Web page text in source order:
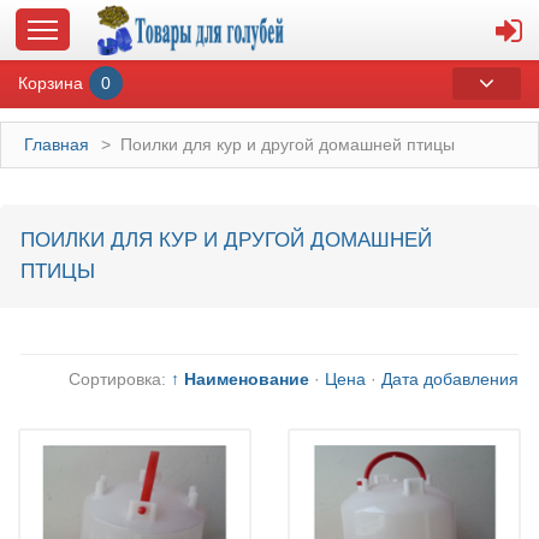
О МАГАЗИНЕ
КОНТАКТЫ
КАТАЛОГ
СУВЕНИРЫ С ГОЛУБЯМИ
Корзина 0
Главная > Поилки для кур и другой домашней птицы
ПОИЛКИ ДЛЯ КУР И ДРУГОЙ ДОМАШНЕЙ
ПТИЦЫ
Сортировка: ↑ Наименование · Цена · Дата добавления